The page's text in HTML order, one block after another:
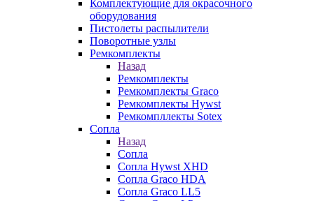
Комплектующие для окрасочного
оборудования
Пистолеты распылители
Поворотные узлы
Ремкомплекты
Назад
Ремкомплекты
Ремкомплекты Graco
Ремкомплекты Hywst
Ремкомпллекты Sotex
Сопла
Назад
Сопла
Сопла Hywst XHD
Сопла Graco HDA
Сопла Graco LL5